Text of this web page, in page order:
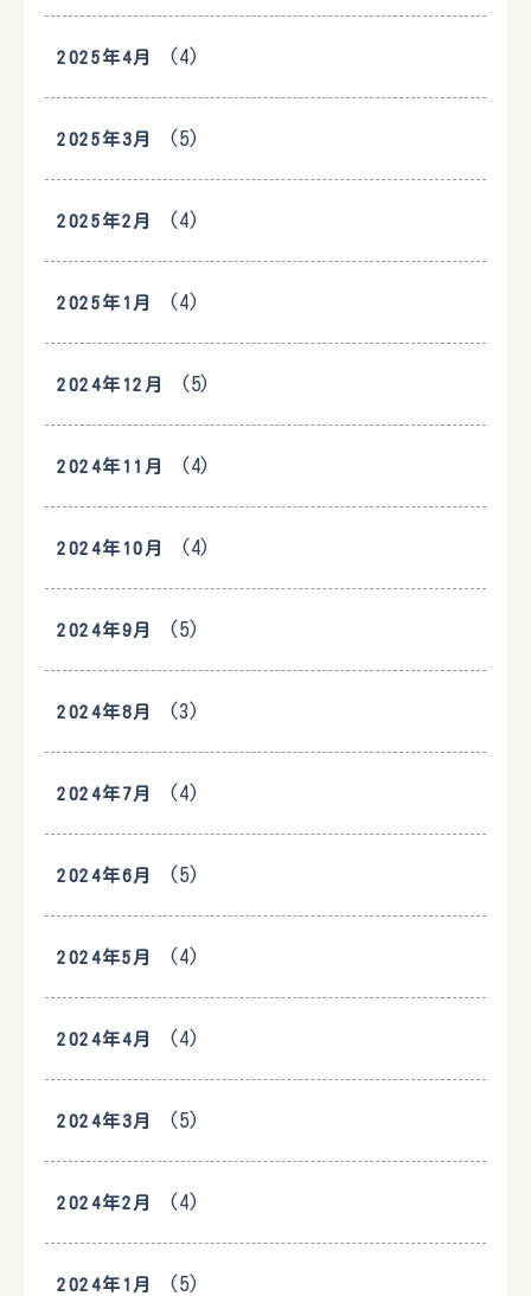
2025年4月 (4)
2025年3月 (5)
2025年2月 (4)
2025年1月 (4)
2024年12月 (5)
2024年11月 (4)
2024年10月 (4)
2024年9月 (5)
2024年8月 (3)
2024年7月 (4)
2024年6月 (5)
2024年5月 (4)
2024年4月 (4)
2024年3月 (5)
2024年2月 (4)
2024年1月 (5)